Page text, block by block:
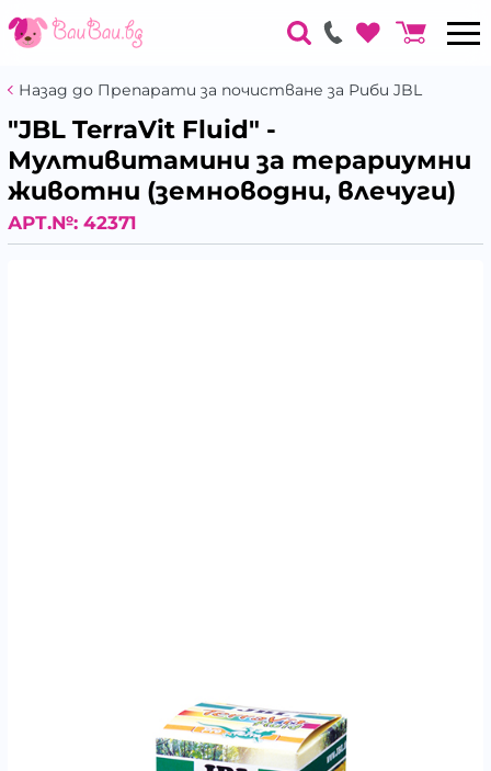
Назад до Препарати за почистване за Риби JBL
"JBL TerraVit Fluid" -
Мултивитамини за терариумни
животни (земноводни, влечуги)
АРТ.№: 42371